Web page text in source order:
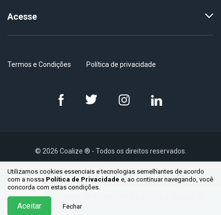
Sistema de Controle de ponto e Banco de
Horas
Acesse
Termos e Condições Política de privacidade
© 2026 Coalize ® - Todos os direitos reservados.
Utilizamos cookies essenciais e tecnologias semelhantes de acordo
com a nossa Política de Privacidade e, ao continuarnavegando, você
concorda com estas condições.
Aceitar Fechar